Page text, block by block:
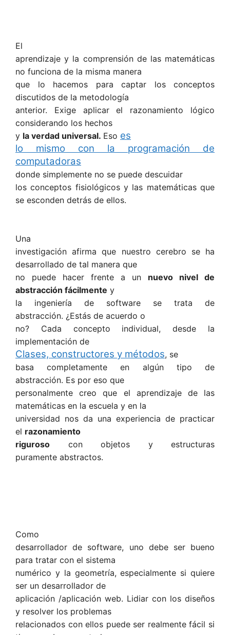
El
aprendizaje y la comprensión de las matemáticas
no funciona de la misma manera
que lo hacemos para captar los conceptos
discutidos de la metodología
anterior. Exige aplicar el razonamiento lógico
considerando los hechos
y la verdad universal. Eso es
lo mismo con la programación de
computadoras
donde simplemente no se puede descuidar
los conceptos fisiológicos y las matemáticas que
se esconden detrás de ellos.
Una
investigación afirma que nuestro cerebro se ha
desarrollado de tal manera que
no puede hacer frente a un nuevo nivel de
abstracción fácilmente y
la ingeniería de software se trata de
abstracción. ¿Estás de acuerdo o
no? Cada concepto individual, desde la
implementación de
Clases, constructores y métodos, se
basa completamente en algún tipo de
abstracción. Es por eso que
personalmente creo que el aprendizaje de las
matemáticas en la escuela y en la
universidad nos da una experiencia de practicar
el razonamiento
riguroso con objetos y estructuras
puramente abstractos.
Como
desarrollador de software, uno debe ser bueno
para tratar con el sistema
numérico y la geometría, especialmente si quiere
ser un desarrollador de
aplicación /aplicación web. Lidiar con los diseños
y resolver los problemas
relacionados con ellos puede ser realmente fácil si